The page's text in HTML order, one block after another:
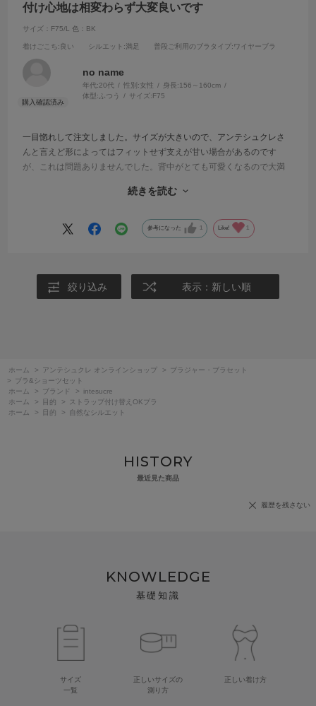
付け心地は相変わらず大変良いです
サイズ：F75/L 色：BK
着けごこち:良い シルエット :満足 普段ご利用のブラタイプ :ワイヤーブラ
no name
年代:20代 性別:女性 身長:156～160cm
体型: ふつう サイズ:F75
一目惚れして注文しました。サイズが大きいので、アンテシュクレさ
んと言えど形によってはフィットせず支えが甘い場合があるのです
が、これは問題ありませんでした。背中がとても可愛くなるので大満
ただ、これは好みかもしれませんが、パンツの裏地が白いため黒いレ
続きを読む
参考になった 1 Like! 1
絞り込み 表示：新しい順
ホーム > アンテシュクレ オンラインショップ >
ブラジャー・ブラセット
>
ブラ&ショーツセット
ホーム
> ブランド >
intesucre
ホーム
> 目的 >
ストラップ付け替えOKブラ
ホーム
> 目的 > 自然なシルエット
HISTORY
最近見た商品
履歴を残さない
KNOWLEDGE
基礎知識
サイズ
一覧
正しいサイズの
測り方
正しい着け方